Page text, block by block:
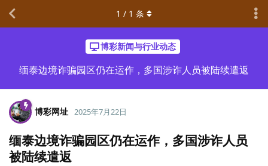
博彩新闻与行业动态
缅泰边境诈骗园区仍在运作，多国涉诈人员被陆续遣返
1 / 1 条
博彩网址 2025年7月22日
缅泰边境诈骗园区仍在运作，多国涉诈人员
被陆续遣返